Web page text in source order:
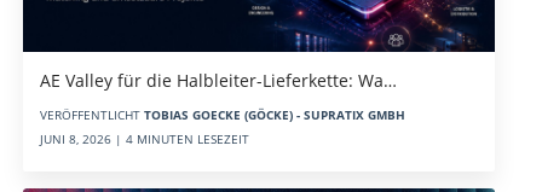
AE Valley für die Halbleiter-Lieferkette: Wa…
VERÖFFENTLICHT TOBIAS GOECKE (GÖCKE) - SUPRATIX GMBH
JUNI 8, 2026 | 4 MINUTEN LESEZEIT